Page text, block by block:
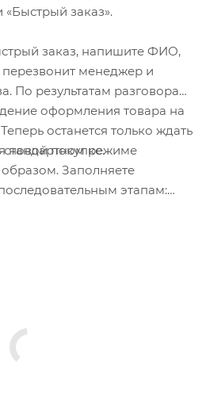
заказ».
заказ, напишите ФИО,
менеджер и
По результатам разговора
оформления товара на
останется только ждать
новой покупке.режиме
Заполняете
этапам:
заказ».